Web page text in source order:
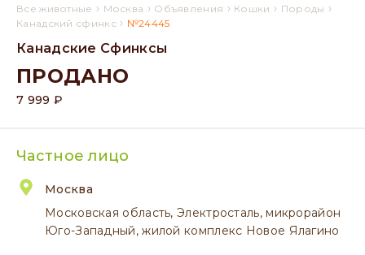
Все животные › Москва › Объявления › Кошки › Породы ›
Канадский сфинкс › №24445
Канадские Сфинксы
ПРОДАНО
7 999 ₽
Частное лицо
Москва
Московская область, Электросталь, микрорайон
Юго-Западный, жилой комплекс Новое Ялагино